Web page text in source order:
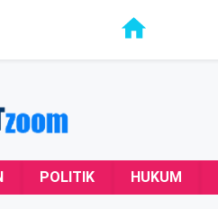
POLITIK HUKUM